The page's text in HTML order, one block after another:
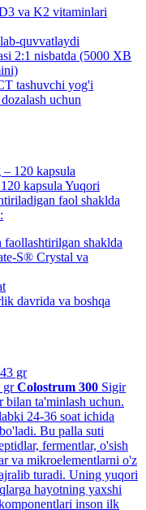
va K2 vitaminlari
quvvatlaydi
2:1 nisbatda (5000 XB
tashuvchi yog'i
uchun
kapsula Yuqori
faol shaklda
shaklda
S® Crystal va
davrida va boshqa
gr Colostrum 300 Sigir
ta'minlash uchun.
24-36 soat ichida
Bu palla suti
fermentlar, o'sish
va mikroelementlarni o'z
turadi. Uning yuqori
hayotning yaxshi
inson ilk